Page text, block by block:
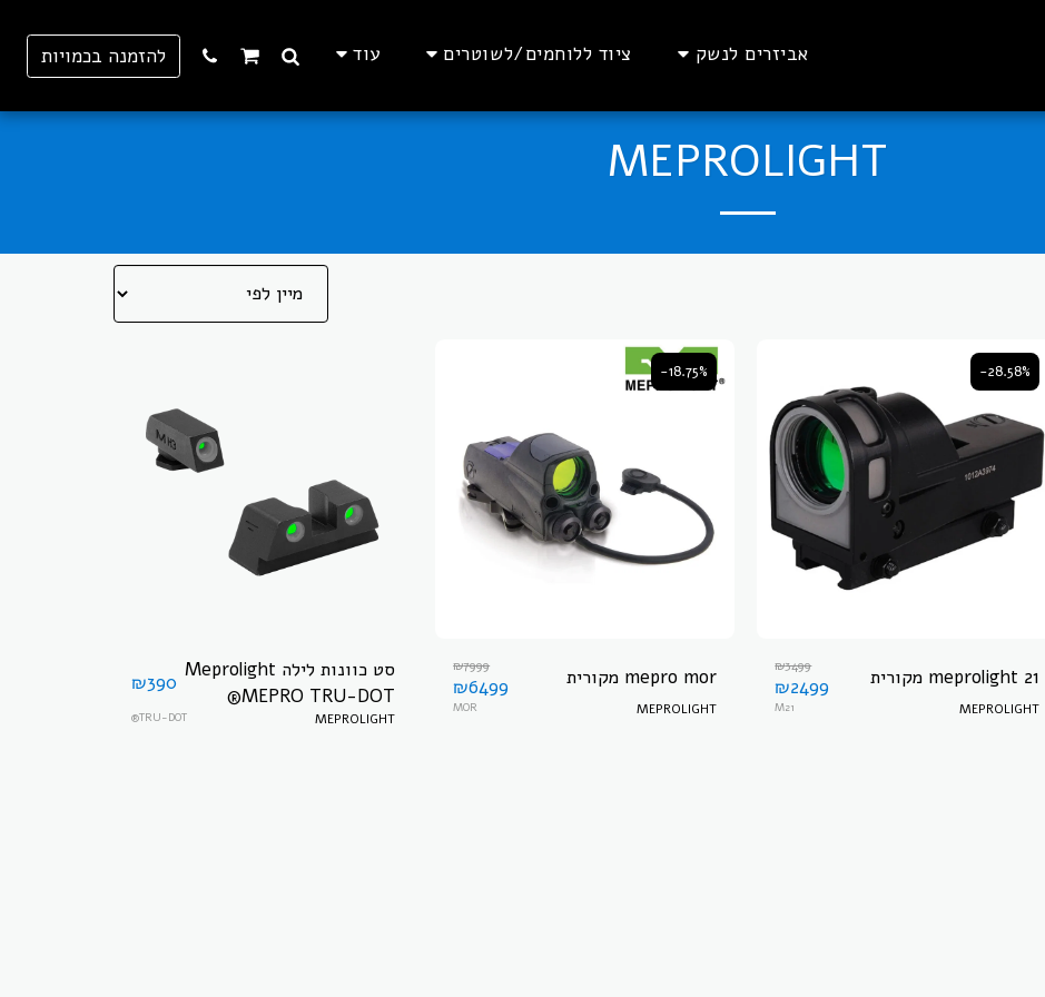
אביזרים לנשק ציוד ללוחמים/לשוטרים עוד להזמנה בכמויות
MEPROLIGHT
-28.58%
meprolight 21 מקורית ₪3499
₪2499
MEPROLIGHT
M21
-18.75%
mepro mor מקורית ₪7999
₪6499
MEPROLIGHT
MOR
סט כוונות לילה Meprolight
MEPRO TRU-DOT®
לגלוק– טריטיום ירוק, קדמית
₪390
MEPROLIGHT
TRU-DOT®